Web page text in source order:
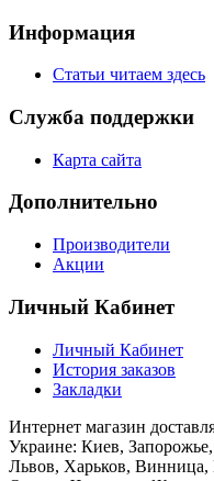
Информация
Статьи читаем здесь
Служба поддержки
Карта сайта
Дополнительно
Производители
Акции
Личный Кабинет
Личный Кабинет
История заказов
Закладки
Интернет магазин
Украине: Киев,
Львов, Харьков, Винница,